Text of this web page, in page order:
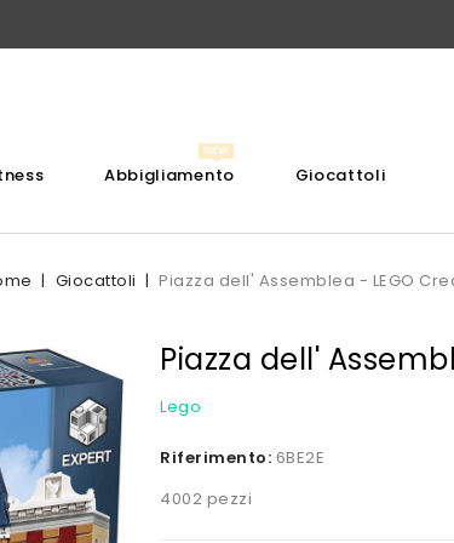
Abbigliamento Giocattoli
Giocattoli Piazza dell' Assemblea - LEGO
Piazza dell'
Lego
Riferimento: 6BE2E
4002 pezzi